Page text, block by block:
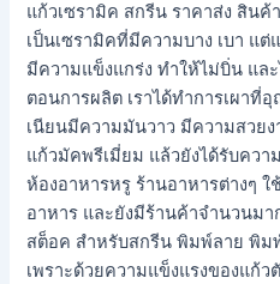
แก้วเซรามิค สกรีน ราคาส่ง สินค้
เป็นเซรามิคที่มีความบาง เบา แ
มีความแข็งแกร่ง ทำให้ไม่บิ่น แล
ตอนการผลิต เราได้ทำการเผาที่
เนียนมีความมันวาว มีความสวย
แก้วมัคพรีเมี่ยม แล้วยังได้รับควา
ห้องอาหารหรู ร้านอาหารต่างๆ
อาหาร และยังมีร้านค้าจำนวนมา
สต็อค สำหรับสกรีน พิมพ์ลาย พิม
เพราะด้วยความแข็งแรงของแก้